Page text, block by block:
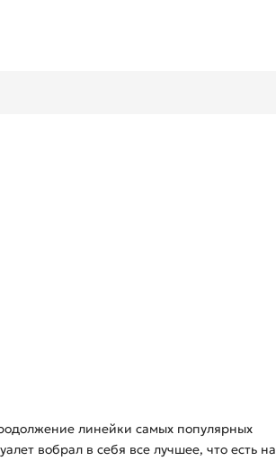
линейки самых популярных
вобрал в себя все лучшее, что есть на